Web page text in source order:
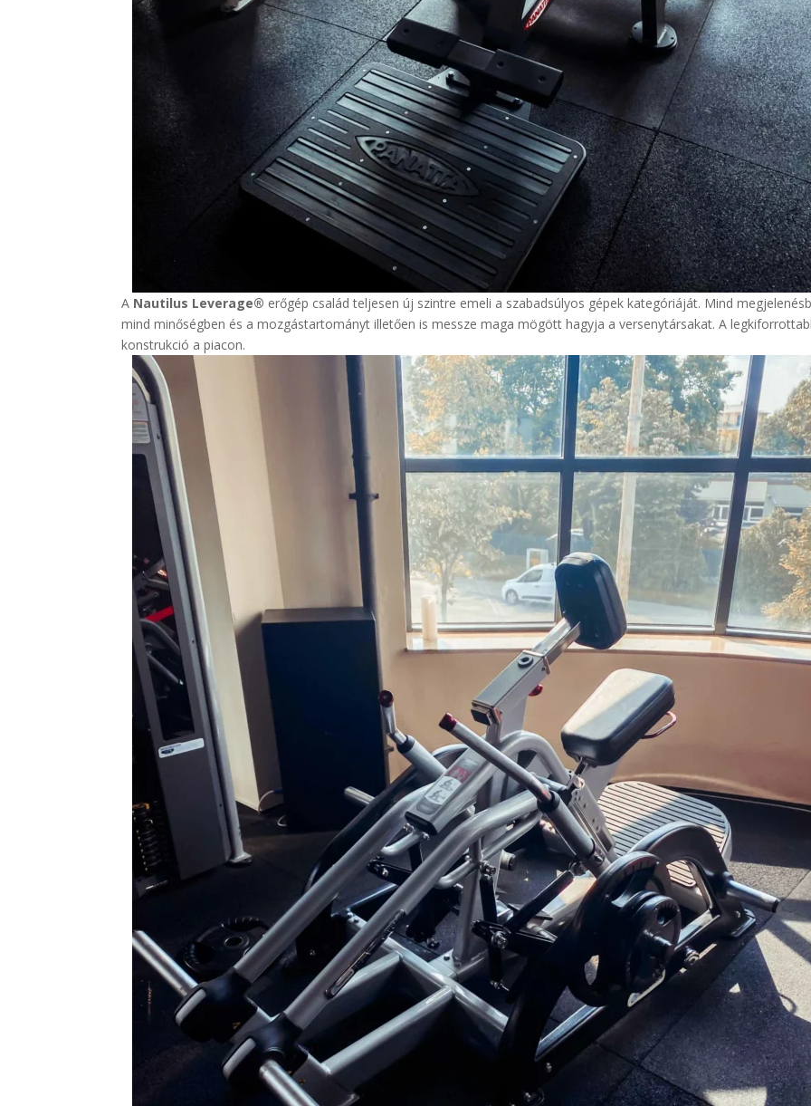
A Nautilus Leverage® erőgép család teljesen új szintre emeli a szabadsúlyos gépek kategóriáját. Mind
mind minőségben és a mozgástartományt illetően is messze maga mögött hagyja a versenytársakat. A
konstrukció a piacon.